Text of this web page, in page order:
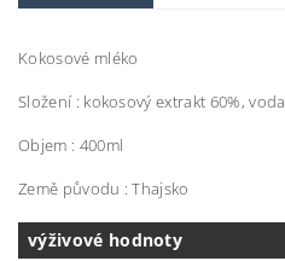
Kokosové mléko
Složení : kokosový extrakt 60%, voda
Objem : 400ml
Země původu : Thajsko
výživové hodnoty